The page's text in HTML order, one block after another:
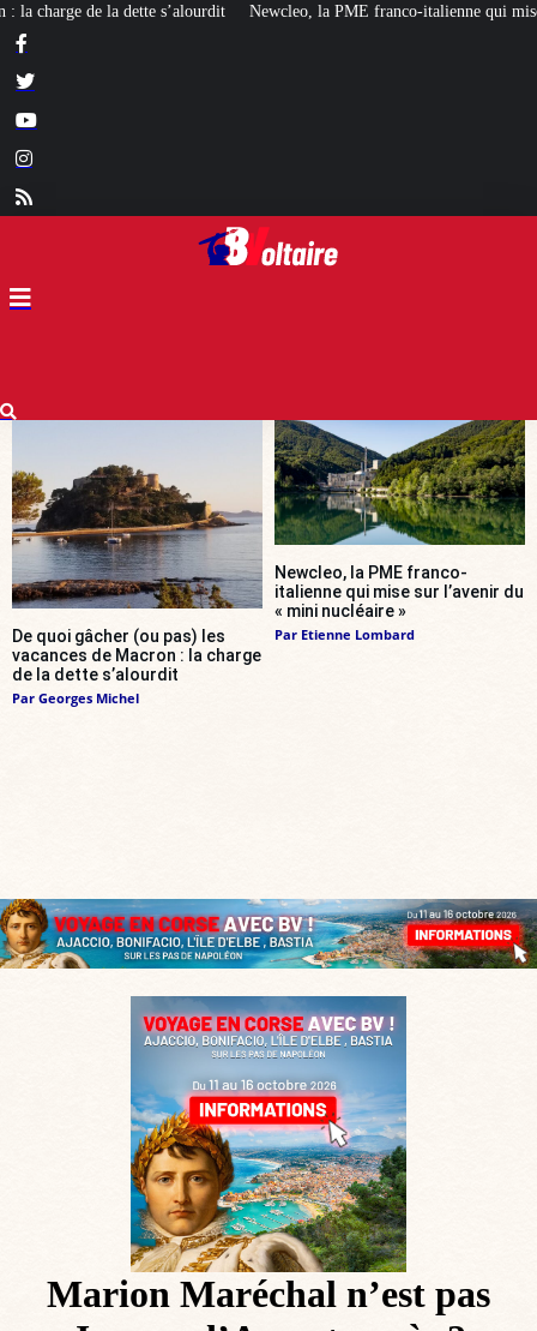
Newcleo, la PME franco-italienne qui mise sur l’avenir du « mini nucléaire
De quoi gâcher (ou pas) les
vacances de Macron : la charge
de la dette s’alourdit
Par Georges Michel
Newcleo, la PME franco-
italienne qui mise sur l’avenir du
« mini nucléaire »
Par Etienne Lombard
Marion Maréchal n’est pas